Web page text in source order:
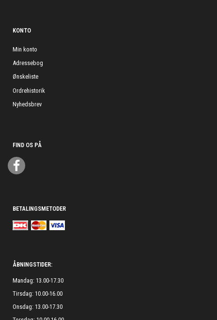
KONTO
Min konto
Adressebog
Ønskeliste
Ordrehistorik
Nyhedsbrev
FIND OS PÅ
BETALINGSMETODER
ÅBNINGSTIDER:
Mandag: 13.00-17.30
Tirsdag: 10.00-16.00
Onsdag: 13.00-17.30